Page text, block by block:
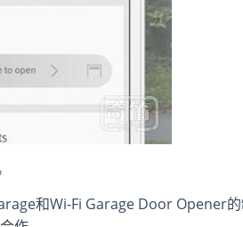
和Wi-Fi Garage Door Opener